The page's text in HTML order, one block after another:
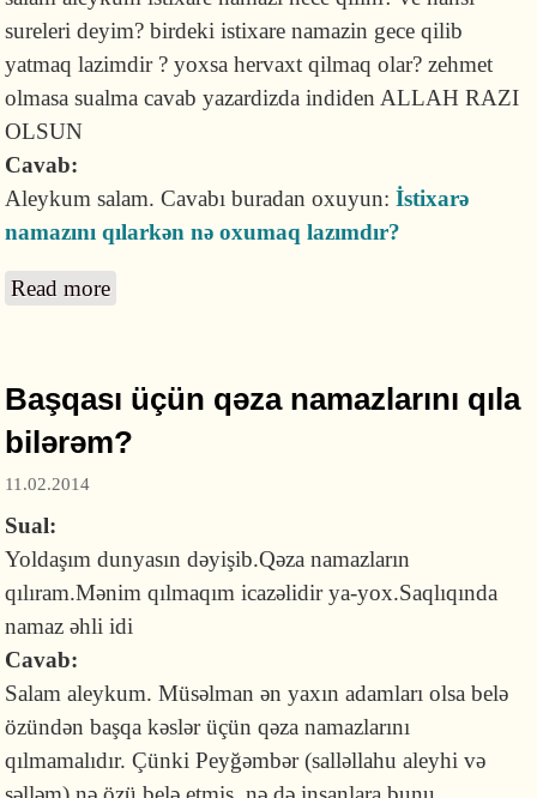
sureleri deyim? birdeki istixare namazin gece qilib
yatmaq lazimdir ? yoxsa hervaxt qilmaq olar? zehmet
olmasa sualma cavab yazardizda indiden ALLAH RAZI
OLSUN
Cavab:
Aleykum salam. Cavabı buradan oxuyun: İstixarə
namazını qılarkən nə oxumaq lazımdır?
Read more
Başqası üçün qəza namazlarını qıla
bilərəm?
11.02.2014
Sual:
Yoldaşım dunyasın dəyişib.Qəza namazların
qılıram.Mənim qılmaqım icazəlidir ya-yox.Saqlıqında
namaz əhli idi
Cavab:
Salam aleykum. Müsəlman ən yaxın adamları olsa belə
özündən başqa kəslər üçün qəza namazlarını
qılmamalıdır. Çünki Peyğəmbər (salləllahu aleyhi və